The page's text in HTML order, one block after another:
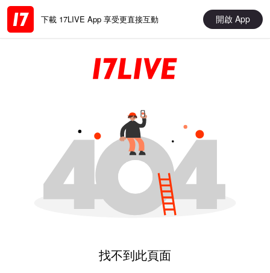
下載 17LIVE App 享受更直接互動 開啟 App
找不到此頁面